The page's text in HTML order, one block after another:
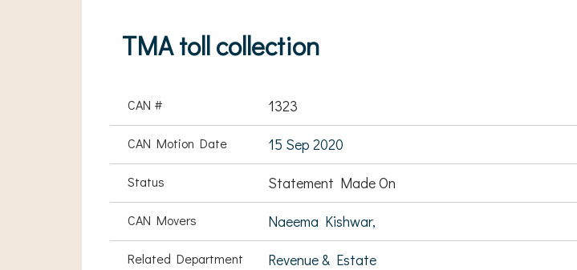
TMA toll collection
CAN # 1323
CAN Motion Date 15 Sep 2020
Status Statement Made On
CAN Movers Naeema Kishwar,
Related Department Revenue & Estate